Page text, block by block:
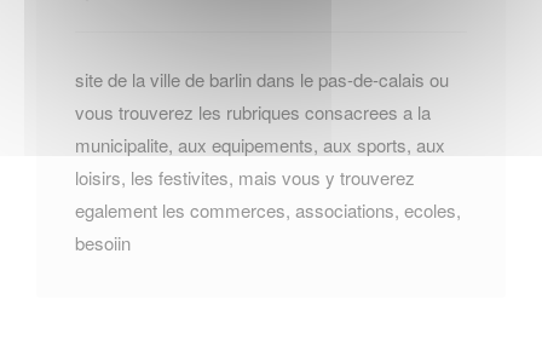
site de la ville de barlin dans le pas-de-calais ou
vous trouverez les rubriques consacrees a la
municipalite, aux equipements, aux sports, aux
loisirs, les festivites, mais vous y trouverez
egalement les commerces, associations, ecoles,
besoiin